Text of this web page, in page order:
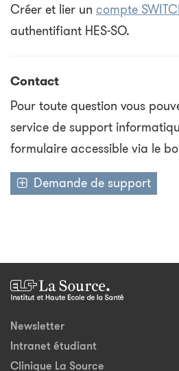
Créer et lier un compte
authentifiant HES-SO.
Contact
Pour toute question vous
service de support
formulaire accessible via le
Demande de support
Newsletter
Intranet étudiant
Clinique La Source